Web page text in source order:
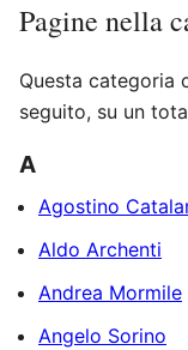
Pagine nella
Questa categoria
seguito, su un
A
Agostino
Aldo Archenti
Andrea Mormile
Angelo Sorino